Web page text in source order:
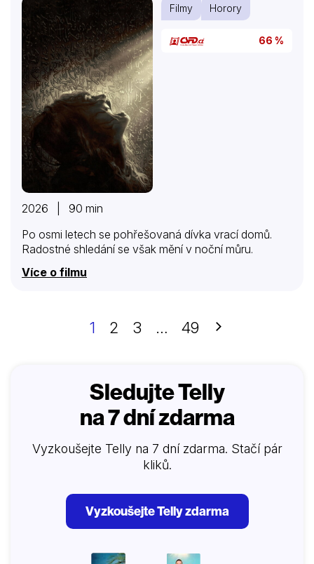
Filmy Horory
66 %
2026 | 90 min
Po osmi letech se pohřešovaná dívka vrací domů.
Radostné shledání se však mění v noční můru.
Více o filmu
1 2 3 … 49 Další
Sledujte Telly
na 7 dní zdarma
Vyzkoušejte Telly na 7 dní zdarma. Stačí pár
kliků.
Vyzkoušejte Telly zdarma